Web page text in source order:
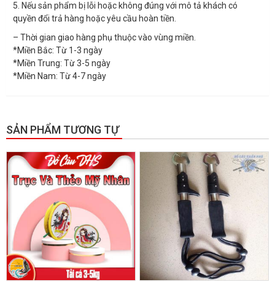
5. Nếu sản phẩm bị lỗi hoặc không đúng với mô tả khách có
quyền đổi trả hàng hoặc yêu cầu hoàn tiền.
– Thời gian giao hàng phụ thuộc vào vùng miền.
*Miền Bắc: Từ 1-3 ngày
*Miền Trung: Từ 3-5 ngày
*Miền Nam: Từ 4-7 ngày
SẢN PHẨM TƯƠNG TỰ
GIẢM GIÁ!